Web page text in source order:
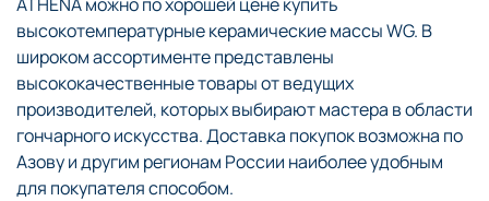
высокотемпературные керамические массы WG. В
широком ассортименте представлены
высококачественные товары от ведущих
производителей, которых выбирают мастера в области
гончарного искусства. Доставка покупок возможна по
Азову и другим регионам России наиболее удобным
для покупателя способом.